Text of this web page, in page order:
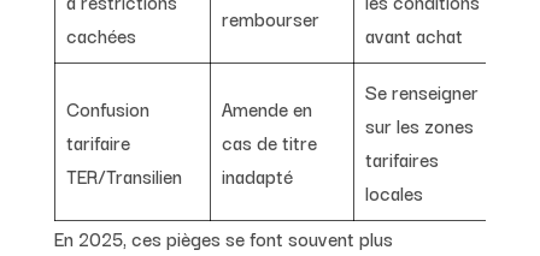
cachées
rembourser
avant achat
Confusion
tarifaire
TER/Transilien
Amende en
cas de titre
inadapté
Se renseigner
sur les zones
tarifaires
locales
En 2025, ces pièges se font souvent plus